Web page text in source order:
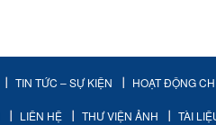
TIN TỨC – SỰ KIỆN HOẠT ĐỘNG
LIÊN HỆ THƯ VIỆN ẢNH TÀI